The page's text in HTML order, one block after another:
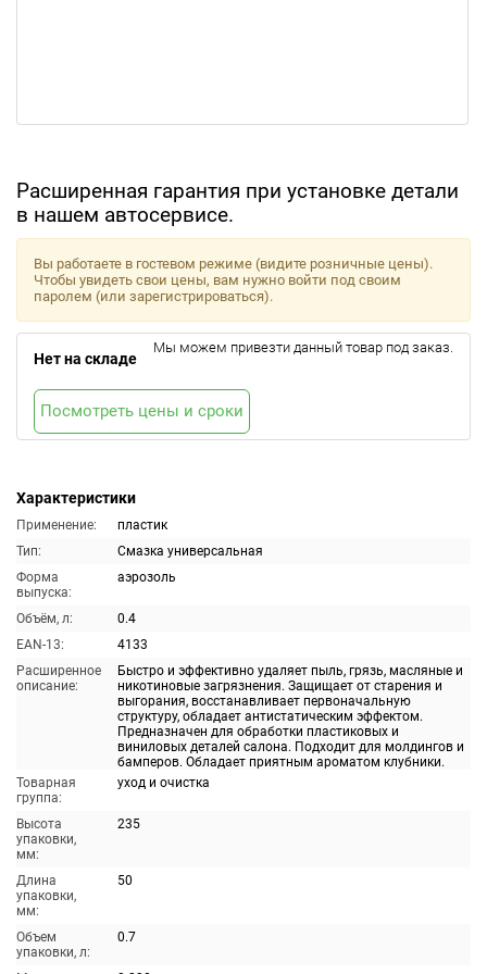
Расширенная гарантия при установке детали
в нашем автосервисе.
Характеристики
Применение:
пластик
Тип:
Смазка универсальная
Форма
выпуска:
аэрозоль
Объём, л:
0.4
EAN-13:
4133
Расширенное
описание:
Быстро и эффективно удаляет пыль, грязь, масляные и
никотиновые загрязнения. Защищает от старения и
выгорания, восстанавливает первоначальную
структуру, обладает антистатическим эффектом.
Предназначен для обработки пластиковых и
виниловых деталей салона. Подходит для молдингов и
бамперов. Обладает приятным ароматом клубники.
Товарная
группа:
уход и очистка
Высота
упаковки,
мм:
235
Длина
упаковки,
мм:
50
Объем
упаковки, л:
0.7
Вы работаете в гостевом режиме (видите розничные цены).
Чтобы увидеть свои цены, вам нужно войти под своим
паролем (или зарегистрироваться).
Нет на складе
Мы можем привезти данный товар под заказ.
Посмотреть цены и сроки